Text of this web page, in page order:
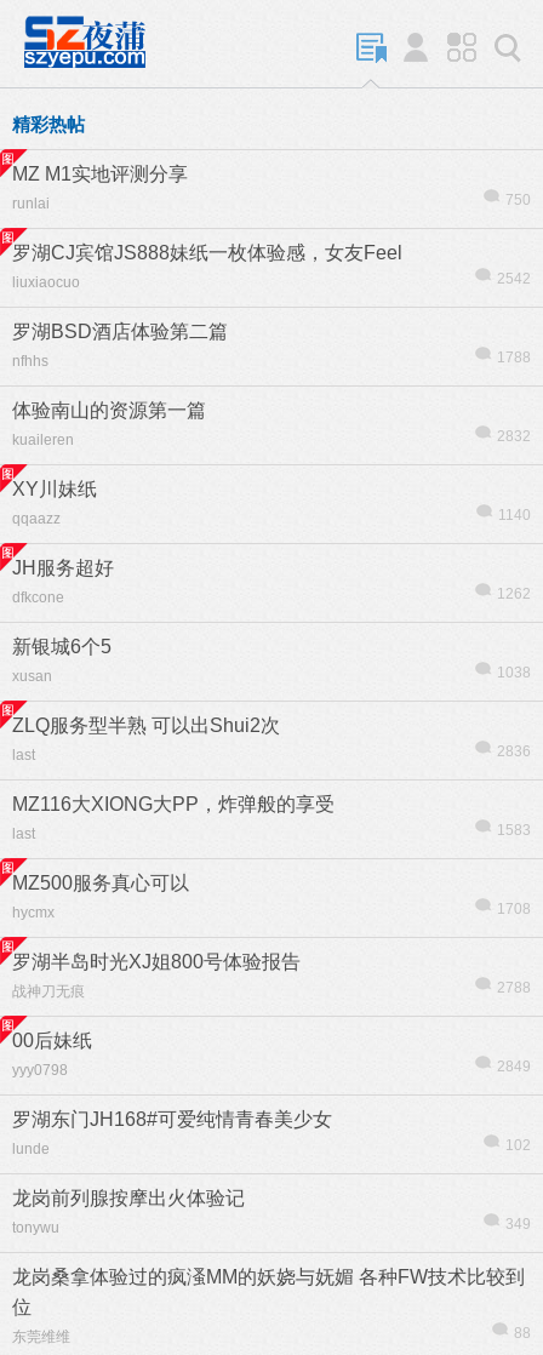
精彩热帖
MZ M1实地评测分享
runlai 750
罗湖CJ宾馆JS888妹纸一枚体验感，女友Feel
liuxiaocuo 2542
罗湖BSD酒店体验第二篇
nfhhs 1788
体验南山的资源第一篇
kuaileren 2832
XY川妹纸
qqaazz 1140
JH服务超好
dfkcone 1262
新银城6个5
xusan 1038
ZLQ服务型半熟 可以出Shui2次
last 2836
MZ116大XIONG大РР，炸弹般的享受
last 1583
MZ500服务真心可以
hycmx 1708
罗湖半岛时光XJ姐800号体验报告
战神刀无痕 2788
00后妹纸
yyy0798 2849
罗湖东门JH168#可爱纯情青春美少女
lunde 102
龙岗前列腺按摩出火体验记
tonywu 349
龙岗桑拿体验过的疯溞MM的妖娆与妩媚 各种FW技术比较到
位
东莞维维 88